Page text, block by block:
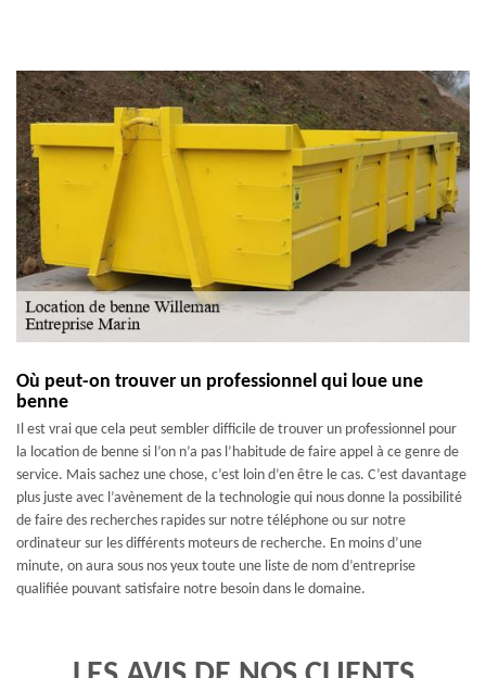
Où peut-on trouver un professionnel qui loue une
benne
Il est vrai que cela peut sembler difficile de trouver un professionnel pour
la location de benne si l’on n’a pas l’habitude de faire appel à ce genre de
service. Mais sachez une chose, c’est loin d’en être le cas. C’est davantage
plus juste avec l’avènement de la technologie qui nous donne la possibilité
de faire des recherches rapides sur notre téléphone ou sur notre
ordinateur sur les différents moteurs de recherche. En moins d’une
minute, on aura sous nos yeux toute une liste de nom d’entreprise
qualifiée pouvant satisfaire notre besoin dans le domaine.